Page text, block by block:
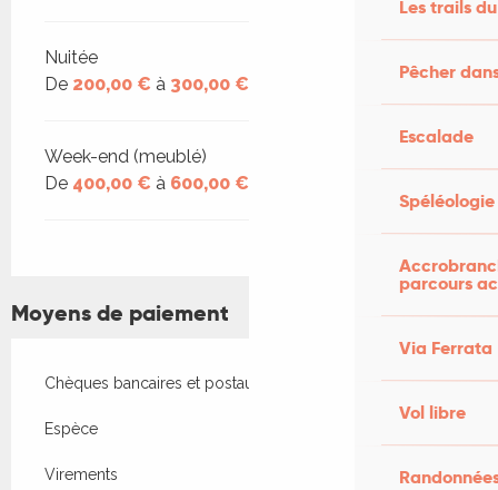
Les trails
Pêcher
Escalade
Spéléologie
parcours
Via Ferrata
Vol libre
Nuitée
De 200,00 € à 300,00 €
Week-end (meublé)
De 400,00 € à 600,00 €
Moyens de paiement
Chèques bancaires et postaux
Espèce
Virements